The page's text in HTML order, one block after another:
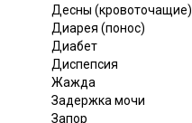
Десны (кровоточащие)
Диарея (понос)
Диабет
Диспепсия
Жажда
Задержка мочи
Запор